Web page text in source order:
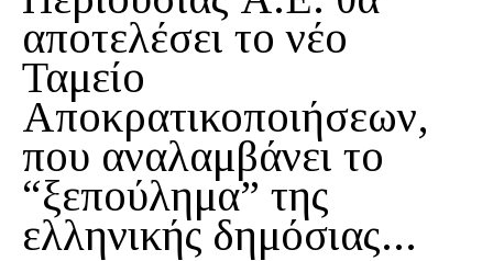
αποτελέσει το νέο
Ταμείο
Αποκρατικοποιήσεων,
που αναλαμβάνει το
“ξεπούλημα” της
ελληνικής δημόσιας...